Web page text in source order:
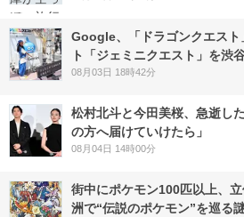
Google、「ドラゴンクエス
ト「ジェミニクエスト」を渋
08月03日 18時42分
松村北斗と今田美桜、急逝し
の方へ届けていけたら」
08月04日 14時00分
街中にポケモン100匹以上、
洲で“伝説のポケモン”を巡る